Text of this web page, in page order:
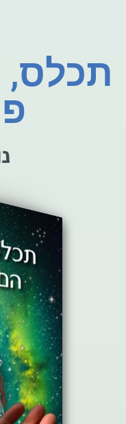
תכלס,